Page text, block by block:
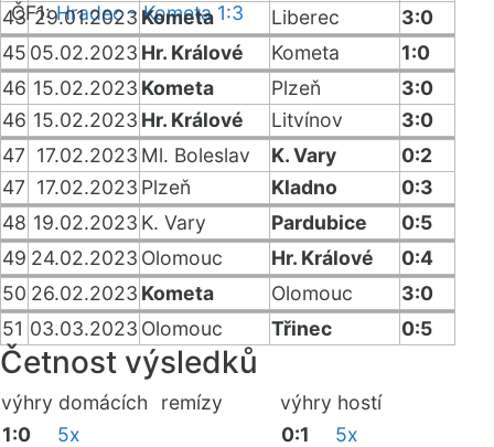
ČF1:Hradec - Kometa 1:3
43 29.01.2023 Kometa Liberec
3:0
45 05.02.2023 Hr. Králové Kometa
1:0
46 15.02.2023 Kometa Plzeň
3:0
46 15.02.2023 Hr. Králové Litvínov
3:0
47 17.02.2023 Ml. Boleslav K. Vary
0:2
47 17.02.2023 Plzeň Kladno
0:3
48 19.02.2023 K. Vary Pardubice
0:5
49 24.02.2023 Olomouc Hr. Králové
0:4
50 26.02.2023 Kometa Olomouc
3:0
51 03.03.2023 Olomouc Třinec 0:5
Četnost výsledků
výhry domácích remízy výhry hostí
1:0
5x
0:1
5x